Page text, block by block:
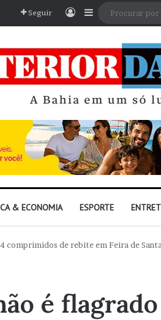
Seguir EntrarBarra Lateral
& ECONOMIA ESPORTE
de rebite em Feira de
é